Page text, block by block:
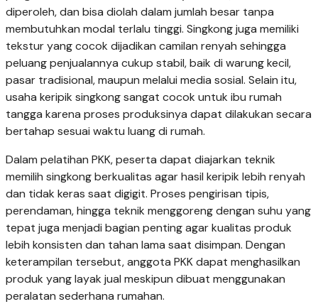
diperoleh, dan bisa diolah dalam jumlah besar tanpa
membutuhkan modal terlalu tinggi. Singkong juga memiliki
tekstur yang cocok dijadikan camilan renyah sehingga
peluang penjualannya cukup stabil, baik di warung kecil,
pasar tradisional, maupun melalui media sosial. Selain itu,
usaha keripik singkong sangat cocok untuk ibu rumah
tangga karena proses produksinya dapat dilakukan secara
bertahap sesuai waktu luang di rumah.
Dalam pelatihan PKK, peserta dapat diajarkan teknik
memilih singkong berkualitas agar hasil keripik lebih renyah
dan tidak keras saat digigit. Proses pengirisan tipis,
perendaman, hingga teknik menggoreng dengan suhu yang
tepat juga menjadi bagian penting agar kualitas produk
lebih konsisten dan tahan lama saat disimpan. Dengan
keterampilan tersebut, anggota PKK dapat menghasilkan
produk yang layak jual meskipun dibuat menggunakan
peralatan sederhana rumahan.